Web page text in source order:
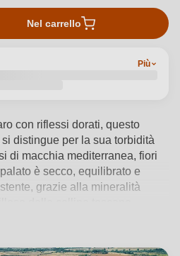
Nel carrello
Più
con riflessi dorati, questo
distingue per la sua torbidità
di macchia mediterranea, fiori
è secco, equilibrato e
grazie alla mineralità
secondo metodi
tra i 10 e i 12°C,